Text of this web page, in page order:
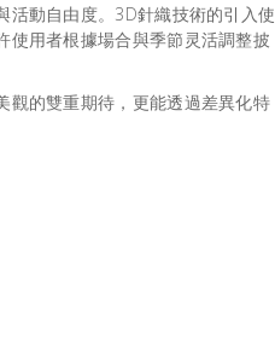
活動自由度。3D針織技術的引入使
使用者根據場合與季節灵活調整披
觀的雙重期待，更能透過差異化特